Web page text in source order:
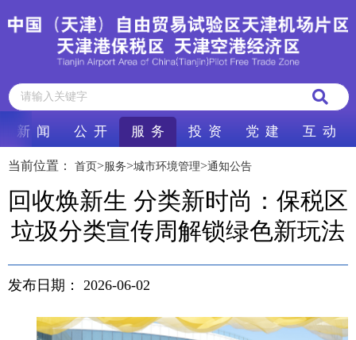
新 闻 公 开 服 务 投 资 党 建 互 动
当前位置： 首页>服务>城市环境管理>通知公告
回收焕新生 分类新时尚：保税区
垃圾分类宣传周解锁绿色新玩法
发布日期： 2026-06-02